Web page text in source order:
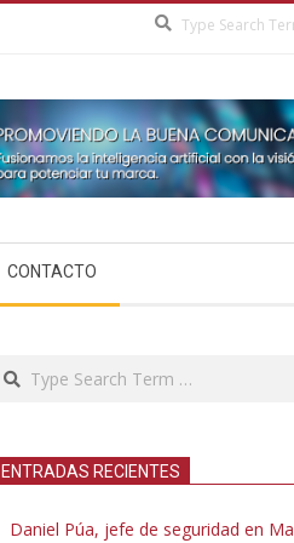
CONTACTO
Search
ENTRADAS RECIENTES
Daniel Púa, jefe de seguridad en